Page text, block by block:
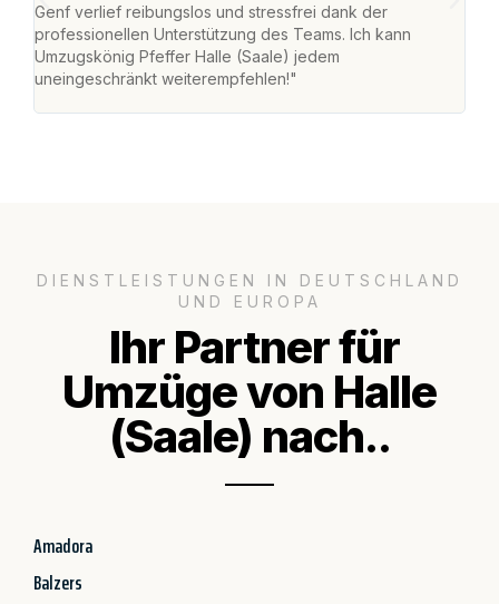
Genf verlief reibungslos und stressfrei dank der
professionellen Unterstützung des Teams. Ich kann
Umzugskönig Pfeffer Halle (Saale) jedem
uneingeschränkt weiterempfehlen!"
DIENSTLEISTUNGEN IN DEUTSCHLAND
UND EUROPA
Ihr Partner für
Umzüge von Halle
(Saale) nach..
Amadora
Balzers